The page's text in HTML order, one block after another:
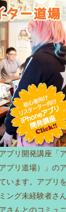
プリ開発講座「
プリ道場）」の
います。アプリ
ング未経験者さん
さんとのコミュ